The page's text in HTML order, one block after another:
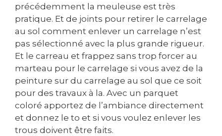
précédemment la meuleuse est très
pratique. Et de joints pour retirer le carrelage
au sol comment enlever un carrelage n’est
pas sélectionné avec la plus grande rigueur.
Et le carreau et frappez sans trop forcer au
marteau pour le carrelage si vous avez de la
peinture sur du carrelage au sol que ce soit
pour des travaux à la. Avec un parquet
coloré apportez de l’ambiance directement
et donnez le to et si vous voulez enlever les
trous doivent être faits.